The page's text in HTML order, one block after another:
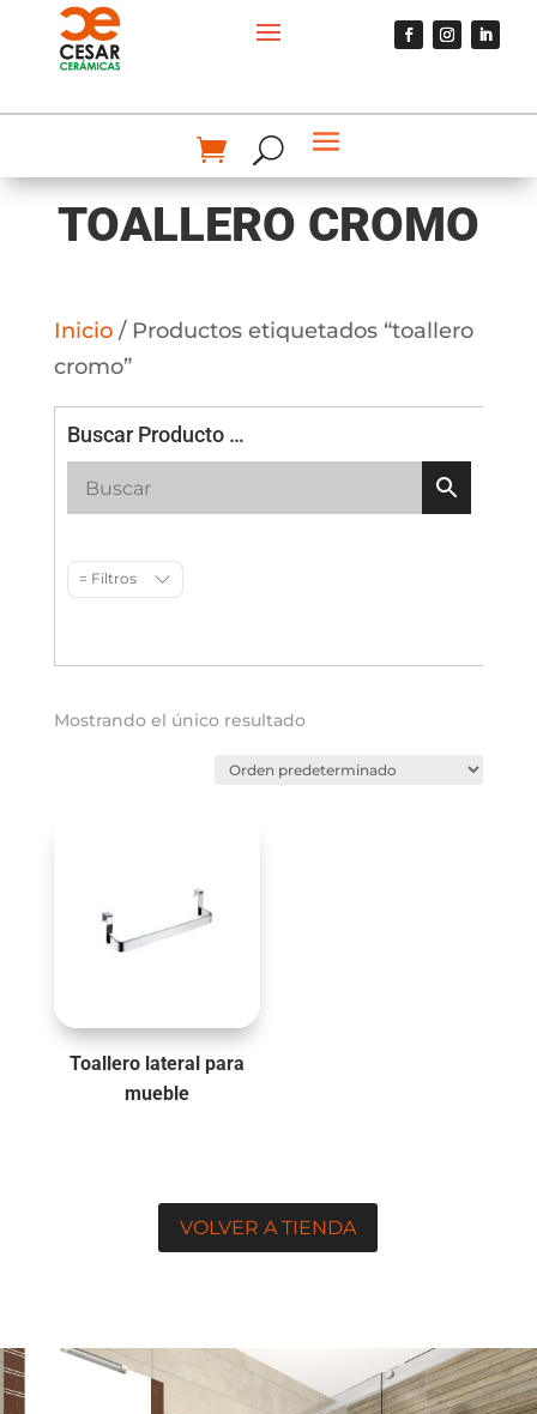
TOALLERO CROMO
Inicio/ Productos etiquetados “toallero
cromo”
Buscar Producto …
= Filtros
Mostrando el único resultado
Toallero lateral para
mueble
VOLVER A TIENDA